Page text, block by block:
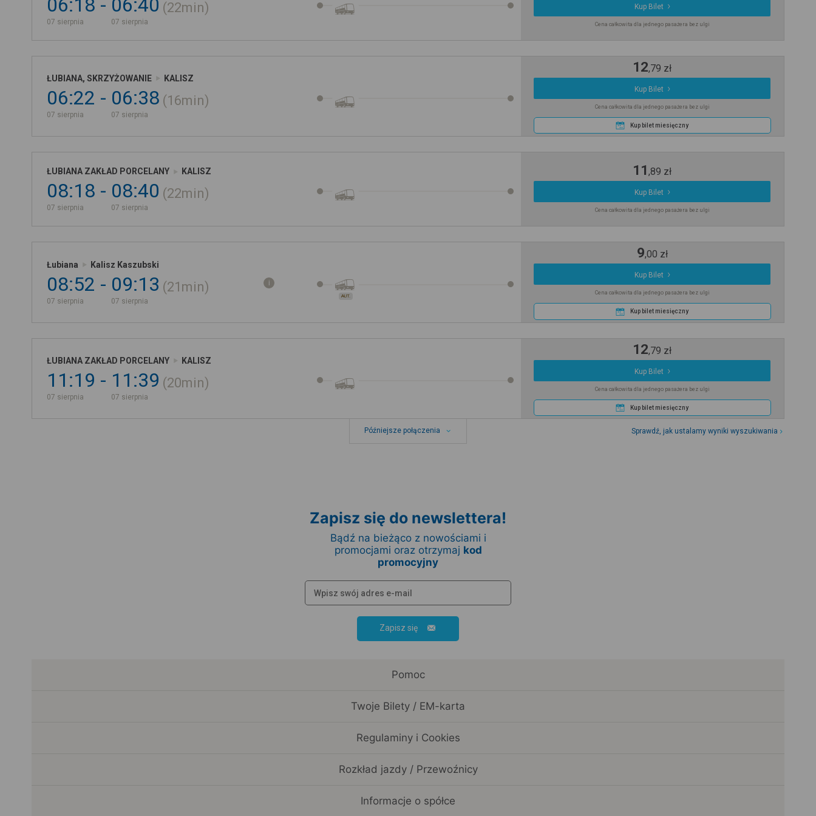
06:18
07 sierpnia
06:40
07 sierpnia
22min Kup Bilet
Cena całkowita dla jednego pasażera bez ulgi
ŁUBIANA, SKRZYŻOWANIE KALISZ
06:22
07 sierpnia
06:38
07 sierpnia
16min
12,79 zł
Kup Bilet
Cena całkowita dla jednego pasażera bez ulgi
Kup bilet miesięczny
ŁUBIANA ZAKŁAD PORCELANY KALISZ
08:18
07 sierpnia
08:40
07 sierpnia
22min
11,89 zł
Kup Bilet
Cena całkowita dla jednego pasażera bez ulgi
Łubiana Kalisz Kaszubski
08:52
07 sierpnia
09:13
07 sierpnia
21min
AUT.
9,00 zł
Kup Bilet
Cena całkowita dla jednego pasażera bez ulgi
Kup bilet miesięczny
ŁUBIANA ZAKŁAD PORCELANY KALISZ
11:19
07 sierpnia
11:39
07 sierpnia
20min
12,79 zł
Kup Bilet
Cena całkowita dla jednego pasażera bez ulgi
Kup bilet miesięczny
Późniejsze połączenia Sprawdź, jak ustalamy wyniki wyszukiwania
Zapisz się do newslettera!
Bądź na bieżąco z nowościami i
promocjami oraz otrzymaj kod
promocyjny
Zapisz się
Pomoc
Twoje Bilety / EM-karta
Regulaminy i Cookies
Rozkład jazdy / Przewoźnicy
Informacje o spółce